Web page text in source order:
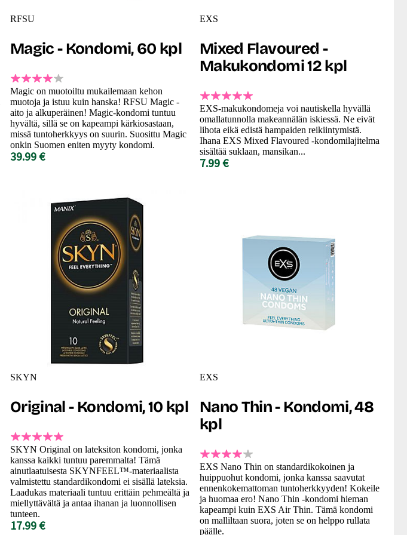
RFSU
Magic - Kondomi, 60 kpl
Magic on muotoiltu mukailemaan kehon
muotoja ja istuu kuin hanska! RFSU Magic -
aito ja alkuperäinen! Magic-kondomi tuntuu
hyvältä, sillä se on kapeampi kärkiosastaan,
missä tuntoherkkyys on suurin. Suosittu Magic
onkin Suomen eniten myyty kondomi.
39.99 €
EXS
Mixed Flavoured -
Makukondomi 12 kpl
EXS-makukondomeja voi nautiskella hyvällä
omallatunnolla makeannälän iskiessä. Ne eivät
lihota eikä edistä hampaiden reikiintymistä.
Ihana EXS Mixed Flavoured -kondomilajitelma
sisältää suklaan, mansikan...
7.99 €
SKYN
Original - Kondomi, 10 kpl
SKYN Original on lateksiton kondomi, jonka
kanssa kaikki tuntuu paremmalta! Tämä
ainutlaatuisesta SKYNFEEL™-materiaalista
valmistettu standardikondomi ei sisällä lateksia.
Laadukas materiaali tuntuu erittäin pehmeältä ja
miellyttävältä ja antaa ihanan ja luonnollisen
tunteen.
17.99 €
EXS
Nano Thin - Kondomi, 48
kpl
EXS Nano Thin on standardikokoinen ja
huippuohut kondomi, jonka kanssa saavutat
ennenkokemattoman tuntoherkkyyden! Kokeile
ja huomaa ero! Nano Thin -kondomi hieman
kapeampi kuin EXS Air Thin. Tämä kondomi
on malliltaan suora, joten se on helppo rullata
päälle.